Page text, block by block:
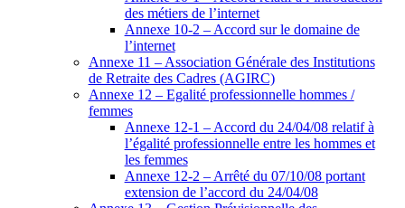
des métiers de l’internet
Annexe 10-2 – Accord sur le domaine de
l’internet
Annexe 11 – Association Générale des Institutions
de Retraite des Cadres (AGIRC)
Annexe 12 – Egalité professionnelle hommes /
femmes
Annexe 12-1 – Accord du 24/04/08 relatif à
l’égalité professionnelle entre les hommes et
les femmes
Annexe 12-2 – Arrêté du 07/10/08 portant
extension de l’accord du 24/04/08